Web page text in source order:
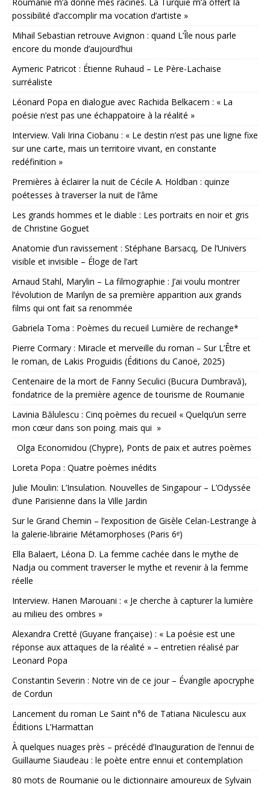
possibilité d’accomplir ma vocation d’artiste »
Mihail Sebastian retrouve Avignon : quand L’Île nous parle
encore du monde d’aujourd’hui
Aymeric Patricot : Étienne Ruhaud – Le Père-Lachaise
surréaliste
Léonard Popa en dialogue avec Rachida Belkacem : « La
poésie n’est pas une échappatoire à la réalité »
Interview. Vali Irina Ciobanu : « Le destin n’est pas une ligne fixe
sur une carte, mais un territoire vivant, en constante
redéfinition »
Premières à éclairer la nuit de Cécile A. Holdban : quinze
poétesses à traverser la nuit de l’âme
Les grands hommes et le diable : Les portraits en noir et gris
de Christine Goguet
Anatomie d’un ravissement : Stéphane Barsacq, De l’Univers
visible et invisible – Éloge de l’art
Arnaud Stahl, Marylin – La filmographie : J’ai voulu montrer
l’évolution de Marilyn de sa première apparition aux grands
films qui ont fait sa renommée
Gabriela Toma : Poèmes du recueil Lumière de rechange*
Pierre Cormary : Miracle et merveille du roman – Sur L’Être et
le roman, de Lakis Proguidis (Éditions du Canoë, 2025)
Centenaire de la mort de Fanny Seculici (Bucura Dumbravă),
fondatrice de la première agence de tourisme de Roumanie
Lavinia Bălulescu : Cinq poèmes du recueil « Quelqu’un serre
mon cœur dans son poing. mais qui »
Olga Economidou (Chypre), Ponts de paix et autres poèmes
Loreta Popa : Quatre poèmes inédits
Julie Moulin: L’Insulation. Nouvelles de Singapour – L’Odyssée
d’une Parisienne dans la Ville Jardin
Sur le Grand Chemin – l’exposition de Gisèle Celan-Lestrange à
la galerie-librairie Métamorphoses (Paris 6ᵉ)
Ella Balaert, Léona D. La femme cachée dans le mythe de
Nadja ou comment traverser le mythe et revenir à la femme
réelle
Interview. Hanen Marouani : « Je cherche à capturer la lumière
au milieu des ombres »
Alexandra Cretté (Guyane française) : « La poésie est une
réponse aux attaques de la réalité » – entretien réalisé par
Leonard Popa
Constantin Severin : Notre vin de ce jour – Évangile apocryphe
de Cordun
Lancement du roman Le Saint n°6 de Tatiana Niculescu aux
Éditions L’Harmattan
À quelques nuages près – précédé d’Inauguration de l’ennui de
Guillaume Siaudeau : le poète entre ennui et contemplation
80 mots de Roumanie ou le dictionnaire amoureux de Sylvain